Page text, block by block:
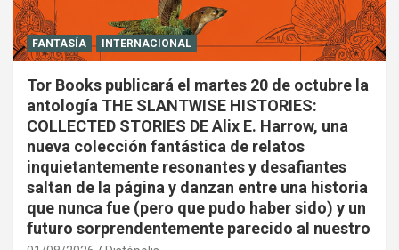
FANTASÍA INTERNACIONAL
Tor Books publicará el martes 20 de octubre la
antología THE SLANTWISE HISTORIES:
COLLECTED STORIES DE Alix E. Harrow, una
nueva colección fantástica de relatos
inquietantemente resonantes y desafiantes
saltan de la página y danzan entre una historia
que nunca fue (pero que pudo haber sido) y un
futuro sorprendentemente parecido al nuestro